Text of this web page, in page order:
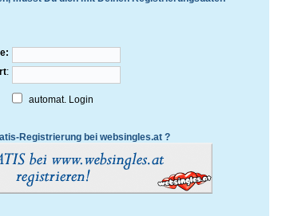
:
automat. Login
Registrierung bei websingles.at ?